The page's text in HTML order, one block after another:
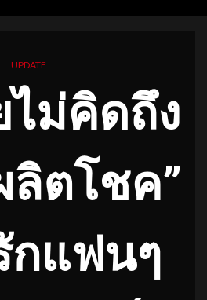
UPDATE
ไม่คิดถึง
ลิตโชค”
กแฟนๆ